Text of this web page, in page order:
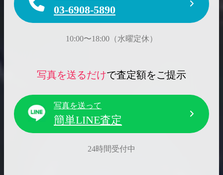
03-6908-5890
10:00〜18:00（水曜定休）
写真を送るだけで査定額をご提示
写真を送って
簡単LINE査定
24時間受付中